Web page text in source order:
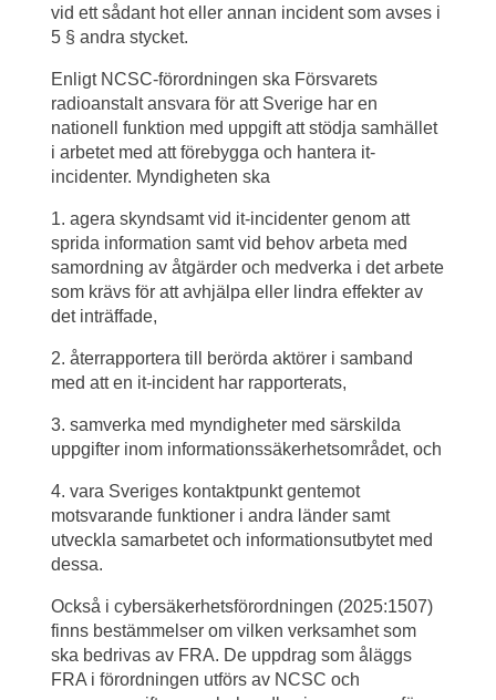
vid ett sådant hot eller annan incident som avses i
5 § andra stycket.
Enligt NCSC-förordningen ska Försvarets
radioanstalt ansvara för att Sverige har en
nationell funktion med uppgift att stödja samhället
i arbetet med att förebygga och hantera it-
incidenter. Myndigheten ska
1. agera skyndsamt vid it-incidenter genom att
sprida information samt vid behov arbeta med
samordning av åtgärder och medverka i det arbete
som krävs för att avhjälpa eller lindra effekter av
det inträffade,
2. återrapportera till berörda aktörer i samband
med att en it-incident har rapporterats,
3. samverka med myndigheter med särskilda
uppgifter inom informationssäkerhetsområdet, och
4. vara Sveriges kontaktpunkt gentemot
motsvarande funktioner i andra länder samt
utveckla samarbetet och informationsutbytet med
dessa.
Också i cybersäkerhetsförordningen (2025:1507)
finns bestämmelser om vilken verksamhet som
ska bedrivas av FRA. De uppdrag som åläggs
FRA i förordningen utförs av NCSC och